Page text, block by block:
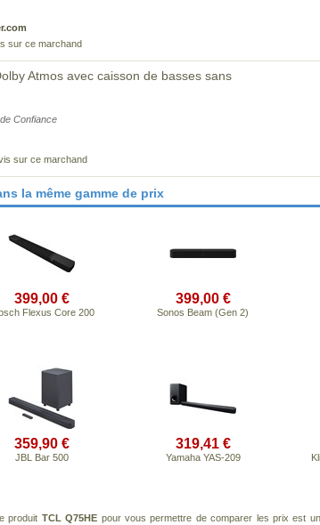
sur ce marchand
Atmos avec caisson de basses sans
Confiance
sur ce marchand
la même gamme de prix
399,00 €
Flexus Core 200
399,00 €
Sonos Beam (Gen 2)
359,90 €
JBL Bar 500
319,41 €
Yamaha YAS-209
produit TCL Q75HE pour vous permettre de comparer les prix est